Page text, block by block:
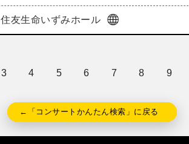
住友生命いずみホール
3 4 5 6 7 8 9
←「コンサートかんたん検索」に戻る